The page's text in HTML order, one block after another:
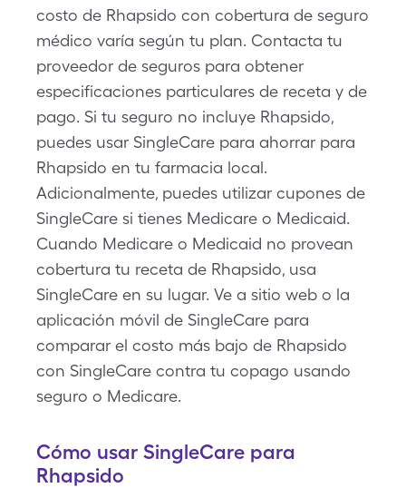
costo de Rhapsido con cobertura de seguro
médico varía según tu plan. Contacta tu
proveedor de seguros para obtener
especificaciones particulares de receta y de
pago. Si tu seguro no incluye Rhapsido,
puedes usar SingleCare para ahorrar para
Rhapsido en tu farmacia local.
Adicionalmente, puedes utilizar cupones de
SingleCare si tienes Medicare o Medicaid.
Cuando Medicare o Medicaid no provean
cobertura tu receta de Rhapsido, usa
SingleCare en su lugar. Ve a sitio web o la
aplicación móvil de SingleCare para
comparar el costo más bajo de Rhapsido
con SingleCare contra tu copago usando
seguro o Medicare.
Cómo usar SingleCare para
Rhapsido